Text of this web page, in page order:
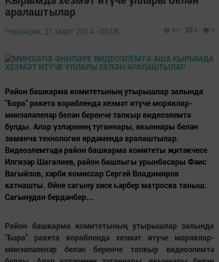
аралаштылар
Редакция, 21 март 2014 - 06:08 911 0 0
Район башкарма комитетының утырышлар залында
"Бора" ракета кораблендә хезмәт итүче моряклар-
минзәләлеләр белән беренче тапкыр видеоэлемтә
булды. Алар үзләренең туганнары, якыннары белән
заманча технология ярдәмендә аралаштылар.
Видеоэлемтәдә район башкарма комитеты җитәкчесе
Илгизәр Шагалиев, район башлыгы урынбасары Фәис
Вагыйзов, хәрби комиссар Сергей Владимиров
катнашты. Өйне сагыну хисе һәрбер матроска таныш.
Сагынудан бердәнбер...
Район башкарма комитетының утырышлар залында
"Бора" ракета кораблендә хезмәт итүче моряклар-
минзәләлеләр белән беренче тапкыр видеоэлемтә